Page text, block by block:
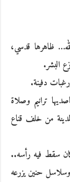
ظاهرها قدسي،
البشر.
دفينة.
ترانيم وصلاة
من خلف قناع
سقط فيه رأسه..
حنين يزرعه